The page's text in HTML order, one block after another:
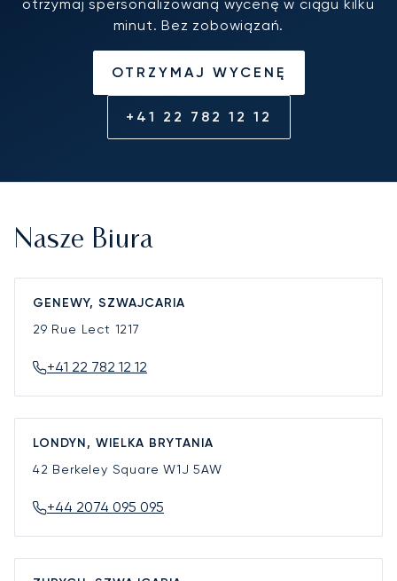
otrzymaj spersonalizowaną wycenę w ciągu kilku
minut. Bez zobowiązań.
OTRZYMAJ WYCENĘ
+41 22 782 12 12
Nasze Biura
GENEWY, SZWAJCARIA
29 Rue Lect 1217
+41 22 782 12 12
LONDYN, WIELKA BRYTANIA
42 Berkeley SquareW1J 5AW
+44 2074 095 095